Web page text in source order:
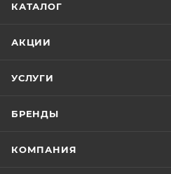
КАТАЛОГ
АКЦИИ
УСЛУГИ
БРЕНДЫ
КОМПАНИЯ